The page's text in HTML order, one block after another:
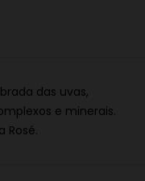
das uvas,
e minerais.
Rosé.